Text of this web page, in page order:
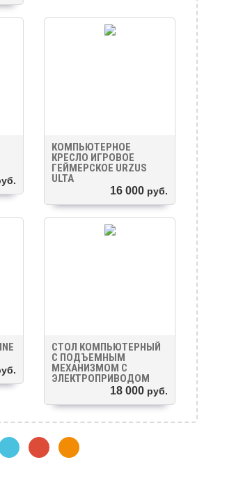
КОМПЬЮТЕРНОЕ
КРЕСЛО ИГРОВОЕ
ГЕЙМЕРСКОЕ URZUS
ULTA
16 000 руб.
СТОЛ КОМПЬЮТЕРНЫЙ
С ПОДЪЕМНЫМ
МЕХАНИЗМОМ С
ЭЛЕКТРОПРИВОДОМ
18 000 руб.